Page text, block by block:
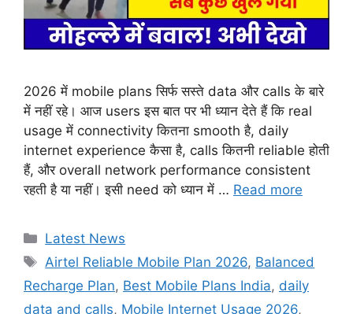
2026 में mobile plans सिर्फ सस्ते data और calls के बारे
में नहीं रहे। आज users इस बात पर भी ध्यान देते हैं कि real
usage में connectivity कितना smooth है, daily
internet experience कैसा है, calls कितनी reliable होती
हैं, और overall network performance consistent
रहती है या नहीं। इसी need को ध्यान में … Read more
Categories
Latest News
Tags
Airtel Reliable Mobile Plan 2026, Balanced
Recharge Plan, Best Mobile Plans India, daily
data and calls, Mobile Internet Usage 2026,